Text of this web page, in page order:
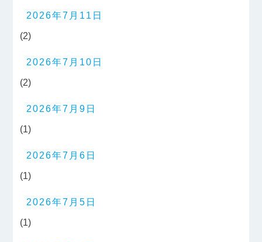
2026年7月11日
(2)
2026年7月10日
(2)
2026年7月9日
(1)
2026年7月6日
(1)
2026年7月5日
(1)